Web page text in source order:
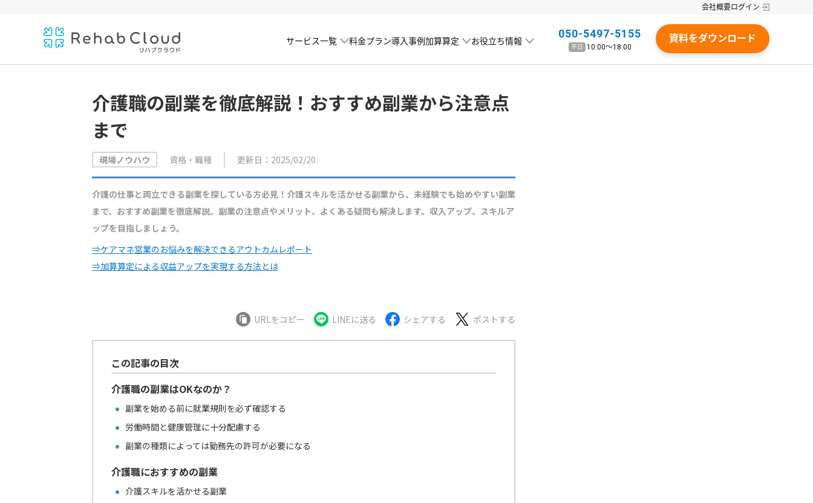
サービス一覧 料金プラン導入事例加算算定 お役立ち情報
050-5497-5155
平日 10:00〜18:00
資料をダウンロード
会社概要ログイン
介護職の副業を徹底解説！おすすめ副業から注意点
まで
現場ノウハウ 資格・職種 更新日：2025/02/20
介護の仕事と両立できる副業を探している方必見！介護スキルを活かせる副業から、未経験でも始めやすい副業
まで、おすすめ副業を徹底解説。副業の注意点やメリット、よくある疑問も解決します。収入アップ、スキルア
ップを目指しましょう。
⇒ケアマネ営業のお悩みを解決できるアウトカムレポート
⇒加算算定による収益アップを実現する方法とは
URLをコピー LINEに送る シェアする ポストする
この記事の目次
介護職の副業はOKなのか？
副業を始める前に就業規則を必ず確認する
労働時間と健康管理に十分配慮する
副業の種類によっては勤務先の許可が必要になる
介護職におすすめの副業
介護スキルを活かせる副業